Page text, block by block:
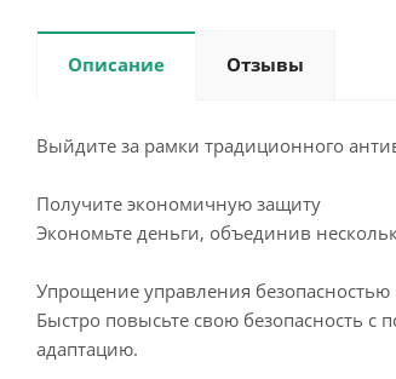
Описание Отзывы
Выйдите за рамки традиционного
Получите экономичную защиту
Экономьте деньги, объединив
Упрощение управления безопасностью
Быстро повысьте свою безопасность
адаптацию.